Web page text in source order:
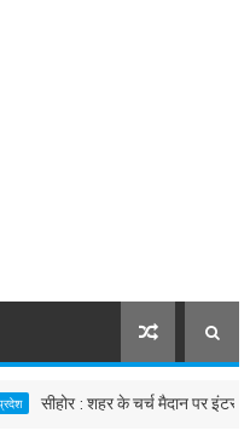
सीहोर : शहर के चर्च मैदान पर इंटर स्कूल